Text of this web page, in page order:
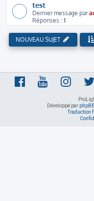
test
Dernier message par
Réponses :1
NOUVEAU SUJET
Développé par phpBB
Traduction